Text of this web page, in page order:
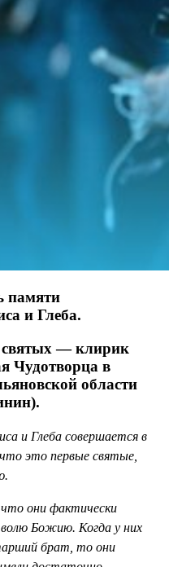
памяти
и Глеба.
святых — клирик
Чудотворца в
области
и Глеба совершается в
это первые святые,
они фактически
волю Божию. Когда у них
брат, то они